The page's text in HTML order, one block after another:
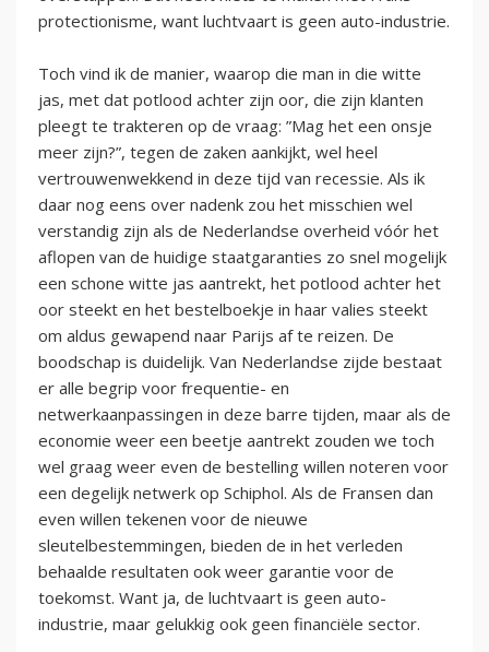
protectionisme, want luchtvaart is geen auto-industrie.
Toch vind ik de manier, waarop die man in die witte
jas, met dat potlood achter zijn oor, die zijn klanten
pleegt te trakteren op de vraag: ”Mag het een onsje
meer zijn?”, tegen de zaken aankijkt, wel heel
vertrouwenwekkend in deze tijd van recessie. Als ik
daar nog eens over nadenk zou het misschien wel
verstandig zijn als de Nederlandse overheid vóór het
aflopen van de huidige staatgaranties zo snel mogelijk
een schone witte jas aantrekt, het potlood achter het
oor steekt en het bestelboekje in haar valies steekt
om aldus gewapend naar Parijs af te reizen. De
boodschap is duidelijk. Van Nederlandse zijde bestaat
er alle begrip voor frequentie- en
netwerkaanpassingen in deze barre tijden, maar als de
economie weer een beetje aantrekt zouden we toch
wel graag weer even de bestelling willen noteren voor
een degelijk netwerk op Schiphol. Als de Fransen dan
even willen tekenen voor de nieuwe
sleutelbestemmingen, bieden de in het verleden
behaalde resultaten ook weer garantie voor de
toekomst. Want ja, de luchtvaart is geen auto-
industrie, maar gelukkig ook geen financiële sector.